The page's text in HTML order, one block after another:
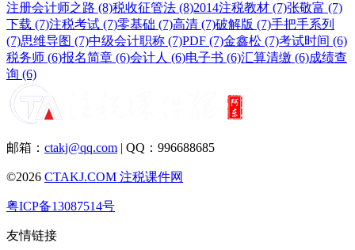
注册会计师之路 (8)税收征管法 (8)2014注税教材 (7)张敬富 (7)
下载 (7)注税考试 (7)零基础 (7)高清 (7)破解版 (7)手把手系列
(7)思维导图 (7)中级会计职称 (7)PDF (7)金鑫松 (7)考试时间 (6)
税务师 (6)报名简章 (6)会计人 (6)电子书 (6)汇算清缴 (6)成绩查
询 (6)
邮箱： ctakj@qq.com | QQ：996688685
©2026 CTAKJ.COM 注税课件网
粤ICP备13087514号
友情链接